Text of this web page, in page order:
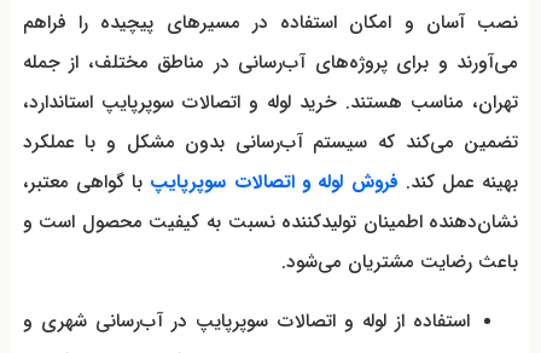
نصب آسان و امکان استفاده در مسیرهای پیچیده را فراهم
می‌آورند و برای پروژه‌های آب‌رسانی در مناطق مختلف، از جمله
تهران، مناسب هستند. خرید لوله و اتصالات سوپرپایپ استاندارد،
تضمین می‌کند که سیستم آب‌رسانی بدون مشکل و با عملکرد
بهینه عمل کند. فروش لوله و اتصالات سوپرپایپ با گواهی معتبر،
نشان‌دهنده اطمینان تولیدکننده نسبت به کیفیت محصول است و
باعث رضایت مشتریان می‌شود.
استفاده از لوله و اتصالات سوپرپایپ در آب‌رسانی شهری و